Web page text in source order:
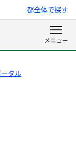
都全体で探す
タル